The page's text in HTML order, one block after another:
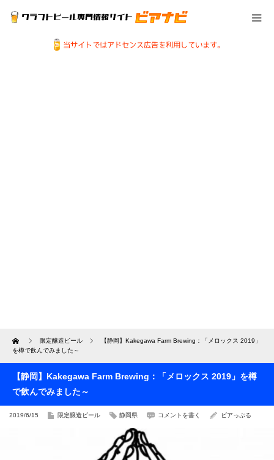
Home 限定醸造ビール
【静岡】Kakegawa Farm Brewing：「メロックス 2019」
を樽で飲んでみました～
【静岡】Kakegawa Farm Brewing：「メロックス 2019」を樽
で飲んでみました～
2019/6/15 限定醸造ビール 静岡県 コメントを書く ビアっぷる